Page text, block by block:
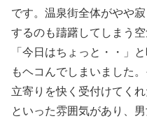
です。温泉街全体がやや
するのも躊躇してしまう
「今日はちょっと・・」
もヘコんでしまいました
立寄りを快く受付けてく
といった雰囲気があり、